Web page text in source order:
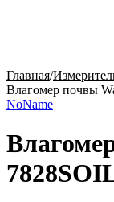
Главная/
Влагомер почвы
NoName